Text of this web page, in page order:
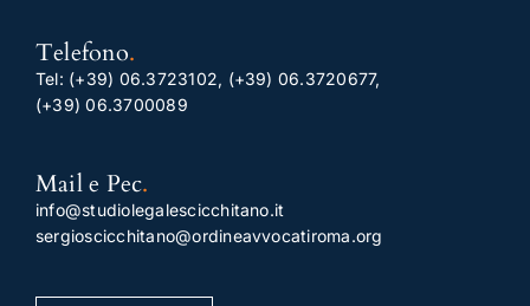
Telefono.
Tel: (+39) 06.3723102, (+39) 06.3720677,
(+39) 06.3700089
Mail e Pec.
info@studiolegalescicchitano.it
sergioscicchitano@ordineavvocatiroma.org